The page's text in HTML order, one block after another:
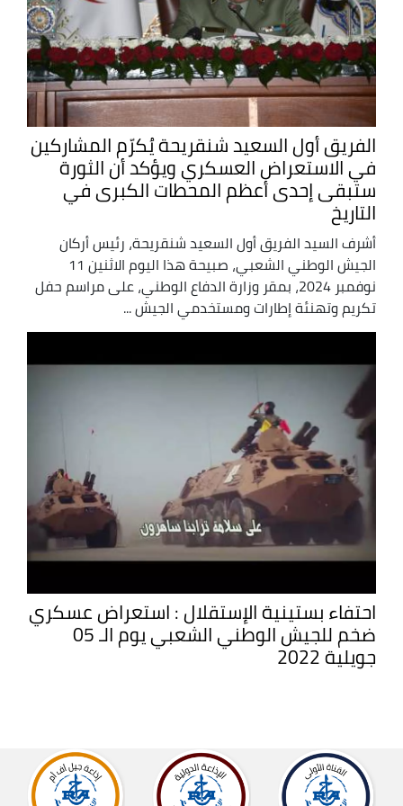
الفريق أول السعيد شنقريحة يُكرّم المشاركين
في الاستعراض العسكري ويؤكد أن الثورة
ستبقى إحدى أعظم المحطات الكبرى في
التاريخ
أشرف السيد الفريق أول السعيد شنقريحة، رئيس أركان
الجيش الوطني الشعبي، صبيحة هذا اليوم الاثنين 11
نوفمبر 2024، بمقر وزارة الدفاع الوطني، على مراسم حفل
تكريم وتهنئة إطارات ومستخدمي الجيش ...
احتفاء بستينية الإستقلال : استعراض عسكري
ضخم للجيش الوطني الشعبي يوم الـ 05
جويلية 2022